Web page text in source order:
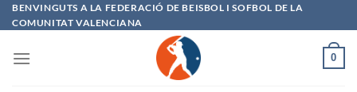
Saltar
al
BENVINGUTS A LA FEDERACIÓ DE BEISBOL I SOFBOL DE LA
COMUNITAT VALENCIANA
0